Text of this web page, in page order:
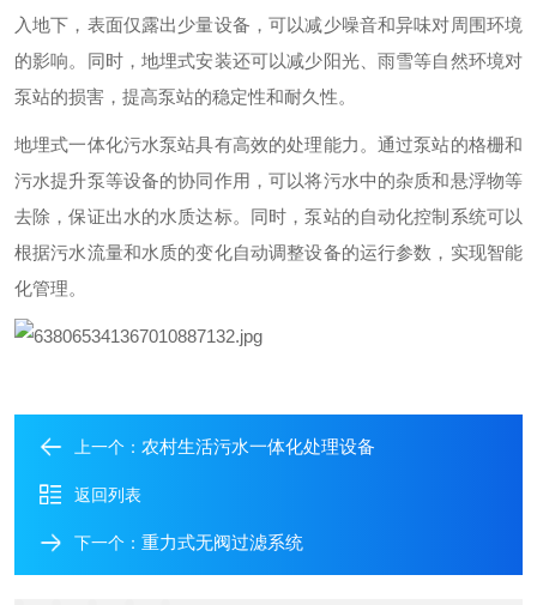
入地下，表面仅露出少量设备，可以减少噪音和异味对周围环境
的影响。同时，地埋式安装还可以减少阳光、雨雪等自然环境对
泵站的损害，提高泵站的稳定性和耐久性。
地埋式一体化污水泵站具有高效的处理能力。通过泵站的格栅和
污水提升泵等设备的协同作用，可以将污水中的杂质和悬浮物等
去除，保证出水的水质达标。同时，泵站的自动化控制系统可以
根据污水流量和水质的变化自动调整设备的运行参数，实现智能
化管理。
上一个： 农村生活污水一体化处理设备
返回列表
下一个： 重力式无阀过滤系统